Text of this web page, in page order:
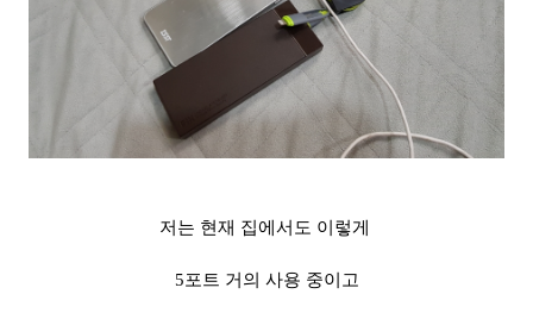
저는 현재 집에서도 이렇게
5포트 거의 사용 중이고